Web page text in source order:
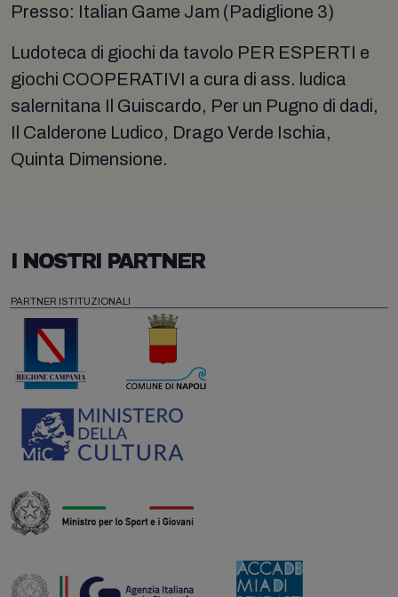
Presso: Italian Game Jam (Padiglione 3)
Ludoteca di giochi da tavolo PER ESPERTI e
giochi COOPERATIVI a cura di ass. ludica
salernitana Il Guiscardo, Per un Pugno di dadi,
Il Calderone Ludico, Drago Verde Ischia,
Quinta Dimensione.
I NOSTRI PARTNER
PARTNER ISTITUZIONALI